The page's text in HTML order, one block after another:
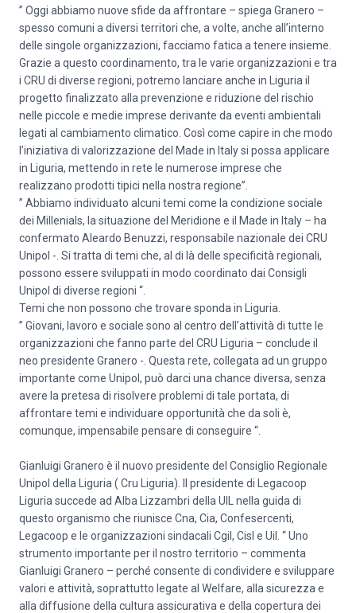
” Oggi abbiamo nuove sfide da affrontare – spiega Granero –
spesso comuni a diversi territori che, a volte, anche all’interno
delle singole organizzazioni, facciamo fatica a tenere insieme.
Grazie a questo coordinamento, tra le varie organizzazioni e tra
i CRU di diverse regioni, potremo lanciare anche in Liguria il
progetto finalizzato alla prevenzione e riduzione del rischio
nelle piccole e medie imprese derivante da eventi ambientali
legati al cambiamento climatico. Così come capire in che modo
l’iniziativa di valorizzazione del Made in Italy si possa applicare
in Liguria, mettendo in rete le numerose imprese che
realizzano prodotti tipici nella nostra regione”.
” Abbiamo individuato alcuni temi come la condizione sociale
dei Millenials, la situazione del Meridione e il Made in Italy – ha
confermato Aleardo Benuzzi, responsabile nazionale dei CRU
Unipol -. Si tratta di temi che, al di là delle specificità regionali,
possono essere sviluppati in modo coordinato dai Consigli
Unipol di diverse regioni “.
Temi che non possono che trovare sponda in Liguria.
” Giovani, lavoro e sociale sono al centro dell’attività di tutte le
organizzazioni che fanno parte del CRU Liguria – conclude il
neo presidente Granero -. Questa rete, collegata ad un gruppo
importante come Unipol, può darci una chance diversa, senza
avere la pretesa di risolvere problemi di tale portata, di
affrontare temi e individuare opportunità che da soli è,
comunque, impensabile pensare di conseguire “.
Gianluigi Granero è il nuovo presidente del Consiglio Regionale
Unipol della Liguria ( Cru Liguria). Il presidente di Legacoop
Liguria succede ad Alba Lizzambri della UIL nella guida di
questo organismo che riunisce Cna, Cia, Confesercenti,
Legacoop e le organizzazioni sindacali Cgil, Cisl e Uil. “ Uno
strumento importante per il nostro territorio – commenta
Gianluigi Granero – perché consente di condividere e sviluppare
valori e attività, soprattutto legate al Welfare, alla sicurezza e
alla diffusione della cultura assicurativa e della copertura dei